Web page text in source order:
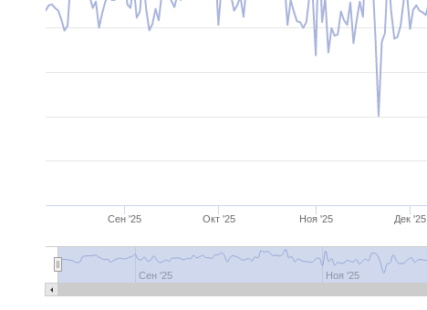
Сен '25 Окт '25 Ноя '25 Дек '25
Сен '25 Ноя '25